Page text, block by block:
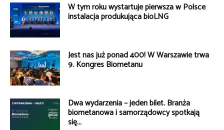
W tym roku wystartuje pierwsza w Polsce
instalacja produkująca bioLNG
Jest nas już ponad 400! W Warszawie trwa
9. Kongres Biometanu
Dwa wydarzenia – jeden bilet. Branża
biometanowa i samorządowcy spotkają
się...